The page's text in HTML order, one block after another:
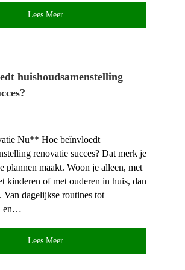
Lees Meer
huishoudsamenstelling
Nu** Hoe beïnvloedt
renovatie succes? Dat merk je
plannen maakt.​ Woon je alleen, met
kinderen of met ouderen in huis, dan
Van dagelijkse routines tot
en…
Lees Meer